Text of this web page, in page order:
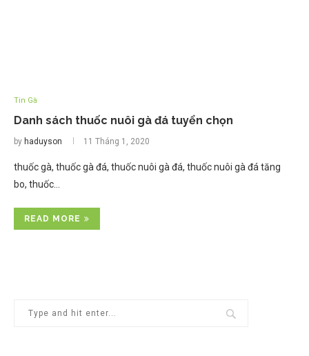
Tin Gà
Danh sách thuốc nuôi gà đá tuyển chọn
by haduyson 11 Tháng 1, 2020
thuốc gà, thuốc gà đá, thuốc nuôi gà đá, thuốc nuôi gà đá tăng
bo, thuốc…
READ MORE